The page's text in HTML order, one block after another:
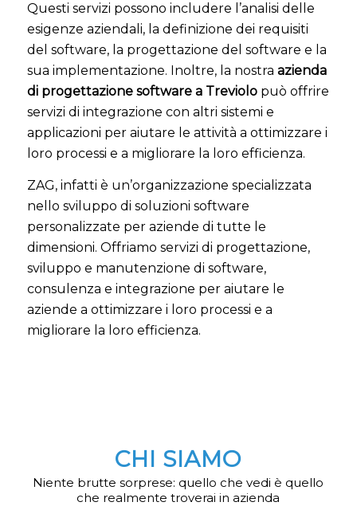
Questi servizi possono includere l’analisi delle
esigenze aziendali, la definizione dei requisiti
del software, la progettazione del software e la
sua implementazione. Inoltre, la nostra azienda
di progettazione software a Treviolopuò offrire
servizi di integrazione con altri sistemi e
applicazioni per aiutare le attività a ottimizzare i
loro processi e a migliorare la loro efficienza.
ZAG, infatti è un’organizzazione specializzata
nello sviluppo di soluzioni software
personalizzate per aziende di tutte le
dimensioni. Offriamo servizi di progettazione,
sviluppo e manutenzione di software,
consulenza e integrazione per aiutare le
aziende a ottimizzare i loro processi e a
migliorare la loro efficienza.
CHI SIAMO
Niente brutte sorprese: quello che vedi è quello
che realmente troverai in azienda